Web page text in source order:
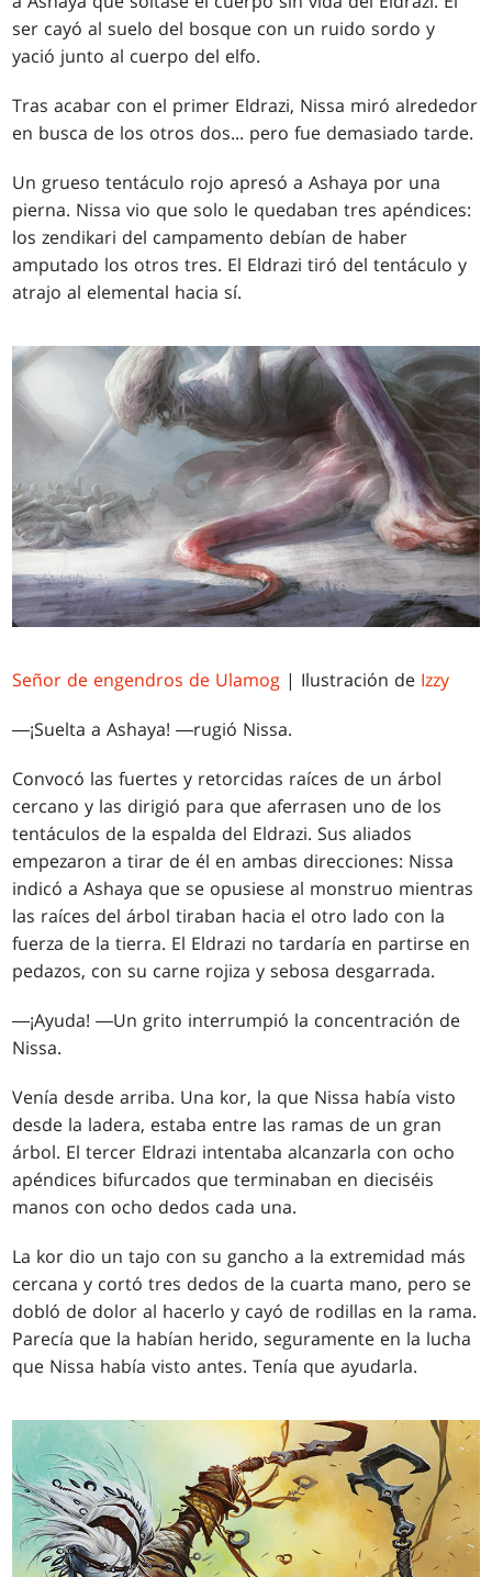
ser cayó al suelo del bosque con un ruido sordo y
yació junto al cuerpo del elfo.
Tras acabar con el primer Eldrazi, Nissa miró alrededor
en busca de los otros dos... pero fue demasiado tarde.
Un grueso tentáculo rojo apresó a Ashaya por una
pierna. Nissa vio que solo le quedaban tres apéndices:
los zendikari del campamento debían de haber
amputado los otros tres. El Eldrazi tiró del tentáculo y
atrajo al elemental hacia sí.
Señor de engendros de Ulamog | Ilustración de Izzy
―¡Suelta a Ashaya! ―rugió Nissa.
Convocó las fuertes y retorcidas raíces de un árbol
cercano y las dirigió para que aferrasen uno de los
tentáculos de la espalda del Eldrazi. Sus aliados
empezaron a tirar de él en ambas direcciones: Nissa
indicó a Ashaya que se opusiese al monstruo mientras
las raíces del árbol tiraban hacia el otro lado con la
fuerza de la tierra. El Eldrazi no tardaría en partirse en
pedazos, con su carne rojiza y sebosa desgarrada.
―¡Ayuda! ―Un grito interrumpió la concentración de
Nissa.
Venía desde arriba. Una kor, la que Nissa había visto
desde la ladera, estaba entre las ramas de un gran
árbol. El tercer Eldrazi intentaba alcanzarla con ocho
apéndices bifurcados que terminaban en dieciséis
manos con ocho dedos cada una.
La kor dio un tajo con su gancho a la extremidad más
cercana y cortó tres dedos de la cuarta mano, pero se
dobló de dolor al hacerlo y cayó de rodillas en la rama.
Parecía que la habían herido, seguramente en la lucha
que Nissa había visto antes. Tenía que ayudarla.